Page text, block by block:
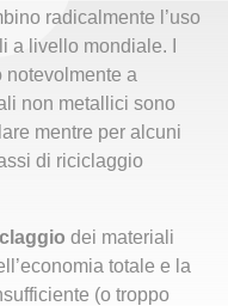
radicalmente l’uso
a livello mondiale. I
notevolmente a
non metallici sono
mentre per alcuni
di riciclaggio
dei materiali
totale e la
(o troppo